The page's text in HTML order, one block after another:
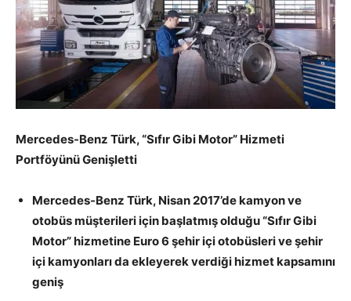
Mercedes-Benz Türk, “Sıfır Gibi Motor” Hizmeti
Portföyünü Genişletti
Mercedes-Benz Türk, Nisan 2017’de kamyon ve
otobüs müşterileri için başlatmışolduğu “Sıfır Gibi
Motor” hizmetine Euro 6 şehir içi otobüsleri veşehir
içi kamyonlarıda ekleyerek verdiği hizmet kapsamını
geniş